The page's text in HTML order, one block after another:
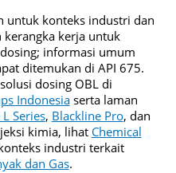
untuk konteks industri dan
kerja untuk
informasi umum
ditemukan di API 675.
dosing OBL di
Indonesiaserta laman
Series, Blackline Pro, dan
kimia, lihat Chemical
industri terkait
dan Gas.